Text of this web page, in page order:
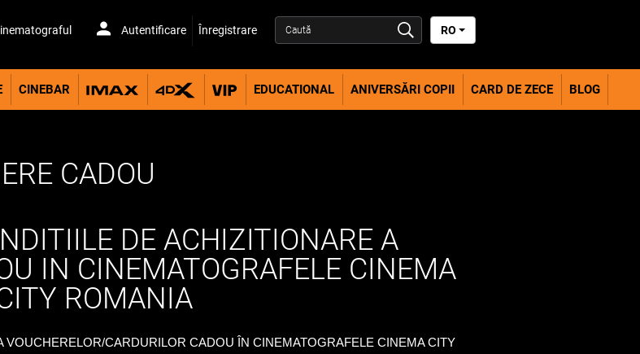
Autentificare Înregistrare RO
CINEBAR EDUCATIONAL ANIVERSĂRI COPII CARD DE ZECE BLOG
CADOU
DE ACHIZITIONARE A
IN CINEMATOGRAFELE CINEMA
ROMANIA
CARDURILOR CADOU Î
N CINEMATOGRAFELE CINEMA CITY